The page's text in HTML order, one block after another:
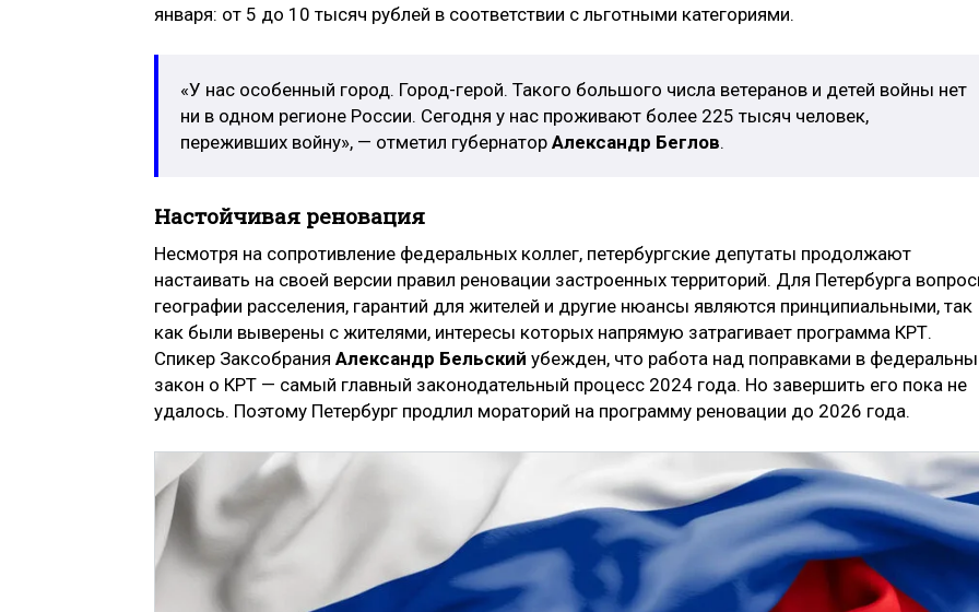
января: от 5 до 10 тысяч рублей в соответствии с льготными категориями.
«У нас особенный город. Город-герой. Такого большого числа ветеранов и детей войны нет
ни в одном регионе России. Сегодня у нас проживают более 225 тысяч человек,
переживших войну», — отметил губернатор Александр Беглов.
Настойчивая реновация
Несмотря на сопротивление федеральных коллег, петербургские депутаты продолжают
настаивать на своей версии правил реновации застроенных территорий. Для Петербурга
географии расселения, гарантий для жителей и другие нюансы являются принципиальными, так
как были выверены с жителями, интересы которых напрямую затрагивает программа КРТ.
Спикер Заксобрания Александр Бельский убежден, что работа над поправками в
закон о КРТ — самый главный законодательный процесс 2024 года. Но завершить его пока не
удалось. Поэтому Петербург продлил мораторий на программу реновации до 2026 года.